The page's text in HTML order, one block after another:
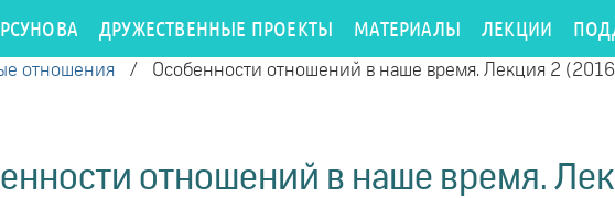
ДРУЖЕСТВЕННЫЕ ПРОЕКТЫ МАТЕРИАЛЫ ЛЕКЦИИ
отношения / Особенности отношений в наше время. Лекция 2
отношений в наше время.